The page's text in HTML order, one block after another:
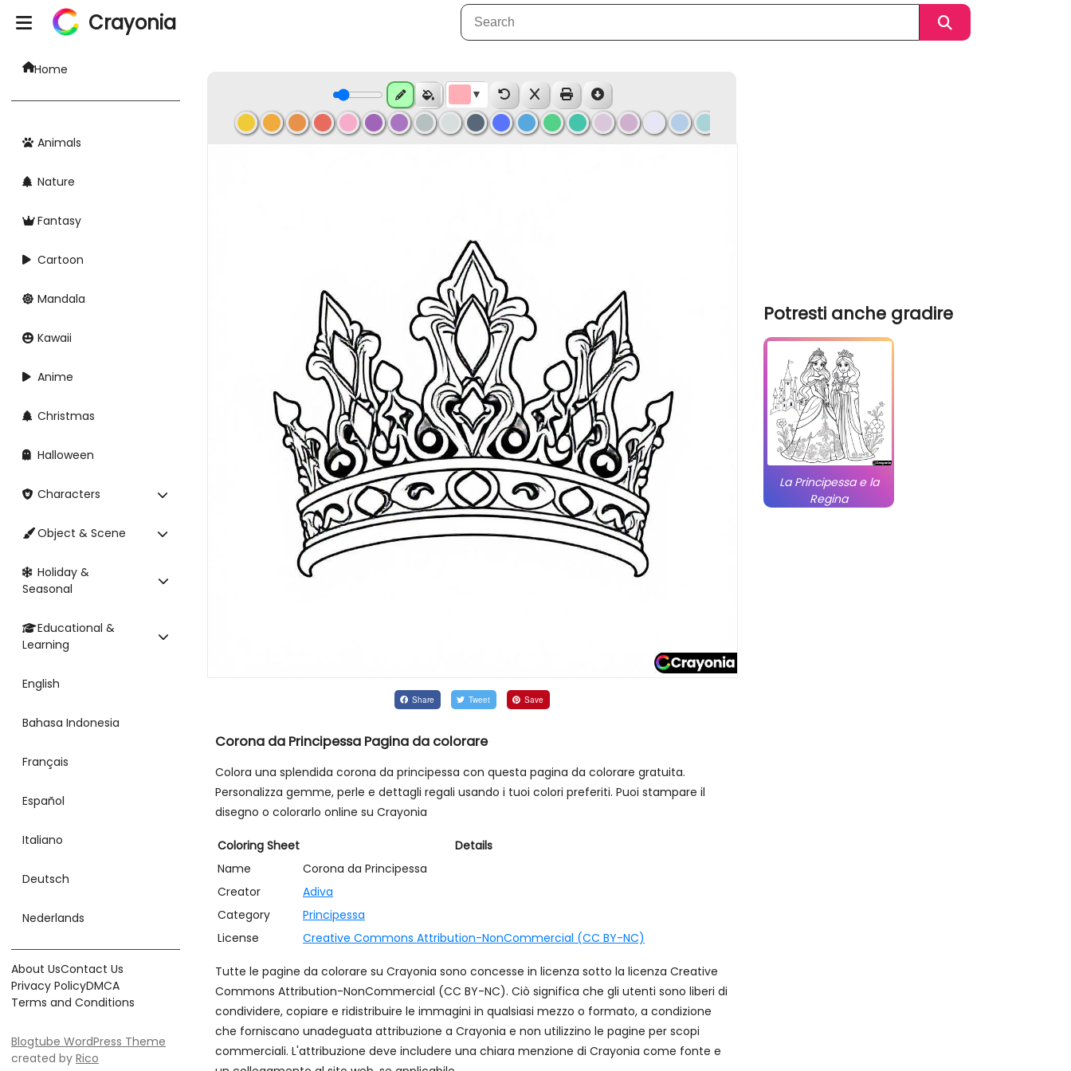
Crayonia
Home
Animals
Nature
Fantasy
Cartoon
Mandala
Kawaii
Anime
Christmas
Halloween
Characters
Object & Scene
Holiday &
Seasonal
Educational &
Learning
English
Bahasa Indonesia
Français
Español
Italiano
Deutsch
Nederlands
About UsContact Us
Privacy PolicyDMCA
Terms and Conditions
Blogtube WordPress Theme
created by Rico
Share Tweet Save
Corona da Principessa Pagina da colorare
Colora una splendida corona da principessa con questa pagina da colorare gratuita.
Personalizza gemme, perle e dettagli regali usando i tuoi colori preferiti. Puoi stampare il
disegno o colorarlo online su Crayonia
Coloring Sheet
Details
Name
Corona da Principessa
Creator
Adiva
Category
Principessa
License
Creative Commons Attribution-NonCommercial (CC BY-NC)
Tutte le pagine da colorare su Crayonia sono concesse in licenza sotto la licenza Creative
Commons Attribution-NonCommercial (CC BY-NC). Ciò significa che gli utenti sono liberi di
condividere, copiare e ridistribuire le immagini in qualsiasi mezzo o formato, a condizione
che forniscano unadeguata attribuzione a Crayonia e non utilizzino le pagine per scopi
commerciali. L'attribuzione deve includere una chiara menzione di Crayonia come fonte e
Potresti anche gradire
La Principessa e la
Regina